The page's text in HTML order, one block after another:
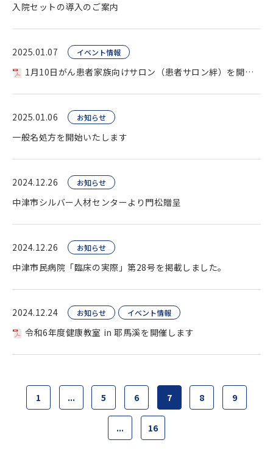
入院セットの導入のご案内
2025.01.07 イベント情報
1月10日がん患者家族向けサロン（患者サロン絆）を開催します
2025.01.06 お知らせ
一般名処方を開始いたします
2024.12.26 お知らせ
中津市シルバー人材センターより門松贈呈
2024.12.26 お知らせ
中津市民病院「臨床の実際」第28号を掲載しました。
2024.12.24 お知らせ イベント情報
令和6年度健康教室 in 耶馬溪を開催します
1 ... 5 6 7 8 9
... 16